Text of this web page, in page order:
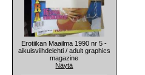
Erotiikan Maailma 1990 nr 5 -
aikuisviihdelehti / adult graphics
magazine
Näytä